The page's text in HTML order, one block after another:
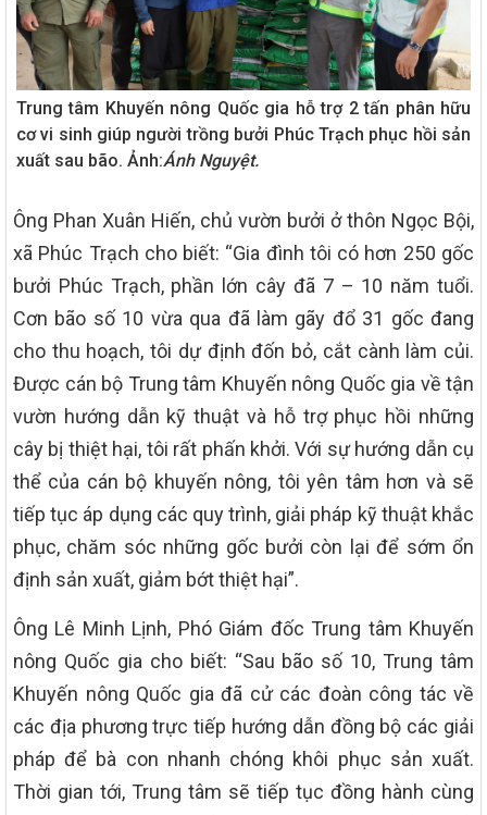
Trung tâm Khuyến nông Quốc gia hỗ trợ 2 tấn phân hữu
cơ vi sinh giúp người trồng bưởi Phúc Trạch phục hồi sản
xuất sau bão. Ảnh:Ánh Nguyệt.
Ông Phan Xuân Hiến, chủ vườn bưởi ở thôn Ngọc Bội,
xã Phúc Trạch cho biết: “Gia đình tôi có hơn 250 gốc
bưởi Phúc Trạch, phần lớn cây đã 7 – 10 năm tuổi.
Cơn bão số 10 vừa qua đã làm gãy đổ 31 gốc đang
cho thu hoạch, tôi dự định đốn bỏ, cắt cành làm củi.
Được cán bộ Trung tâm Khuyến nông Quốc gia về tận
vườn hướng dẫn kỹ thuật và hỗ trợ phục hồi những
cây bị thiệt hại, tôi rất phấn khởi. Với sự hướng dẫn cụ
thể của cán bộ khuyến nông, tôi yên tâm hơn và sẽ
tiếp tục áp dụng các quy trình, giải pháp kỹ thuật khắc
phục, chăm sóc những gốc bưởi còn lại để sớm ổn
định sản xuất, giảm bớt thiệt hại”.
Ông Lê Minh Lịnh, Phó Giám đốc Trung tâm Khuyến
nông Quốc gia cho biết: “Sau bão số 10, Trung tâm
Khuyến nông Quốc gia đã cử các đoàn công tác về
các địa phương trực tiếp hướng dẫn đồng bộ các giải
pháp để bà con nhanh chóng khôi phục sản xuất.
Thời gian tới, Trung tâm sẽ tiếp tục đồng hành cùng